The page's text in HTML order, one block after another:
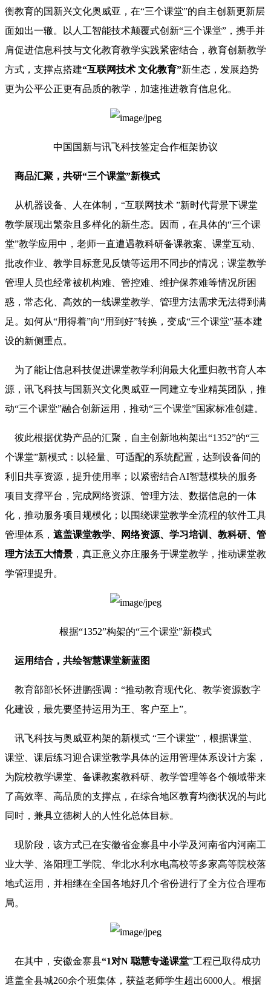
衡教育的国新兴文化奥威亚，在“三个课堂”的自主创新更新层
面如出一辙。以人工智能技术颠覆式创新“三个课堂”，携手并
肩促进信息科技与文化教育教学实践紧密结合，教育创新教学
方式，支撑点搭建“互联网技术 文化教育”新生态，发展趋势
更为公平公正更有品质的教学，加速推进教育信息化。
中国国新与讯飞科技签定合作框架协议
商品汇聚，共研“三个课堂”新模式
从机器设备、人在体制，“互联网技术 ”新时代背景下课堂
教学展现出繁杂且多样化的新生态。因而，在具体的“三个课
堂”教学应用中，老师一直遭遇教科研备课教案、课堂互动、
批改作业、教学目标意见反馈等运用不同步的情况；课堂教学
管理人员也经常被机构难、管控难、维护保养难等情况所困
惑，常态化、高效的一线课堂教学、管理方法需求无法得到满
足。如何从“用得着”向“用到好”转换，变成“三个课堂”基本建
设的新侧重点。
为了能让信息科技促进课堂教学利润最大化重归教书育人本
源，讯飞科技与国新兴文化奥威亚一同建立专业精英团队，推
动“三个课堂”融合创新运用，推动“三个课堂”国家标准创建。
彼此根据优势产品的汇聚，自主创新地构架出“1352”的“三
个课堂”新模式：以轻量、可适配的系统配置，达到设备间的
利旧共享资源，提升使用率；以紧密结合AI智慧模块的服务
项目支撑平台，完成网络资源、管理方法、数据信息的一体
化，推动服务项目规模化；以围绕课堂教学全流程的软件工具
管理体系， 遮盖课堂教学、网络资源、学习培训、教科研、管
理方法五大情景 ，真正意义亦庄服务于课堂教学，推动课堂教
学管理提升。
根据“1352”构架的“三个课堂”新模式
运用结合，共绘智慧课堂新蓝图
教育部部长怀进鹏强调：“推动教育现代化、教学资源数字
化建设，最先要坚持运用为王、客户至上”。
讯飞科技与奥威亚构架的新模式 “三个课堂”，根据课堂、
课堂、课后练习迎合课堂教学具体的运用管理体系设计方案，
为院校教学课堂、备课教案教科研、教学管理等各个领域带来
了高效率、高品质的支撑点，在综合地区教育均衡状况的与此
同时，兼具立德树人的人性化总体目标。
现阶段，该方式已在安徽省金寨县中小学及河南省内河南工
业大学、洛阳理工学院、华北水利水电高校等多家高等院校落
地式运用，并相继在全国各地好几个省份进行了全方位合理布
局。
在其中，安徽金寨县“1对N 聪慧专递课堂”工程已取得成功
遮盖全县城260余个班集体，获益老师学生超出6000人。根据